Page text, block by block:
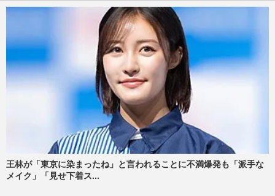
王林が「東京に染まったね」と言われることに不満爆発も「派手な
メイク」「見せ下着ス...